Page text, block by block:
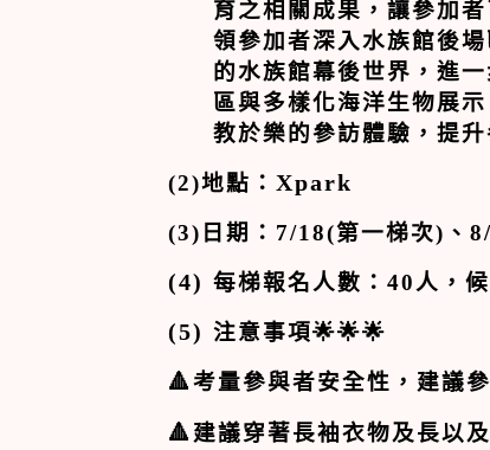
育之相關成果，讓參加
領參加者深入水族館後
的水族館幕後世界，進
區與多樣化海洋生物展
教於樂的參訪體驗，提
(2)地點：Xpark
(3)日期： 7/18(第一梯次) 、
(4) 每梯報名人數：40人，
(5) 注意事項🌟🌟🌟
🔺考量參與者安全性，建議
🔺 建議穿著長袖衣物及長以